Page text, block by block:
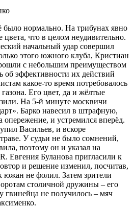
было нормально. На трибунах явно
цвета, что в целом неудивительно.
начальный удар совершил
этого южного клуба, Кристиан
с небольшим преимуществом
об эффективности их действий
какое-то время потребовалось
Его цвет, да и жёлтые
На 5-й минуте москвичи
Барко навесил в штрафную,
опережение, и устремился вперёд.
Васильев, и вскоре
У судьи не было сомнений,
поэтому он и указал на
Евгения Буланова пригласили к
и решение изменил, посчитав,
южан не фолил. Затем зрители
столичной дружины – его
гвинейца не получилось – мяч